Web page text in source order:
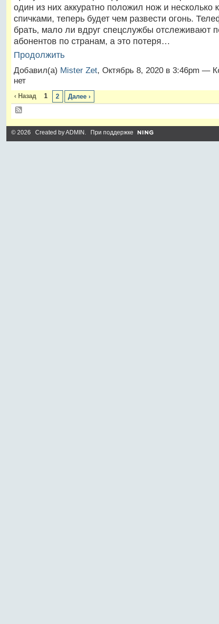
один из них аккуратно положил нож и несколько
спичками, теперь будет чем развести огонь.
брать, мало ли вдруг спецслужбы отслеживают
абонентов по странам, а это потеря…
Продолжить
Добавил(а) Mister Zet, Октябрь 8, 2020 в 3:46pm —
нет
‹ Назад 1 2 Далее ›
© 2026 Created byADMIN . При поддержке